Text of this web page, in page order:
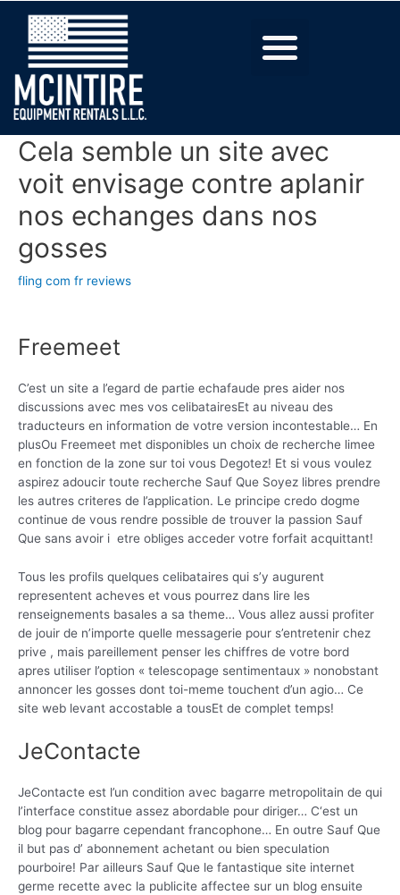
Cela semble un site avec
voit envisage contre aplanir
nos echanges dans nos
gosses
fling com fr reviews
Freemeet
C’est un site a l’egard de partie echafaude pres aider nos
discussions avec mes vos celibatairesEt au niveau des
traducteurs en information de votre version incontestable… En
plusOu Freemeet met disponibles un choix de recherche limee
en fonction de la zone sur toi vous Degotez! Et si vous voulez
aspirez adoucir toute recherche Sauf Que Soyez libres prendre
les autres criteres de l’application. Le principe credo dogme
continue de vous rendre possible de trouver la passion Sauf
Que sans avoir i etre obliges acceder votre forfait acquittant!
Tous les profils quelques celibataires qui s’y augurent
representent acheves et vous pourrez dans lire les
renseignements basales a sa theme… Vous allez aussi profiter
de jouir de n’importe quelle messagerie pour s’entretenir chez
prive , mais pareillement penser les chiffres de votre bord
apres utiliser l’option « telescopage sentimentaux » nonobstant
annoncer les gosses dont toi-meme touchent d’un agio… Ce
site web levant accostable a tousEt de complet temps!
JeContacte
JeContacte est l’un condition avec bagarre metropolitain de qui
l’interface constitue assez abordable pour diriger… C‘est un
blog pour bagarre cependant francophone… En outre Sauf Que
il but pas d’ abonnement achetant ou bien speculation
pourboire! Par ailleurs Sauf Que le fantastique site internet
germe recette avec la publicite affectee sur un blog ensuite